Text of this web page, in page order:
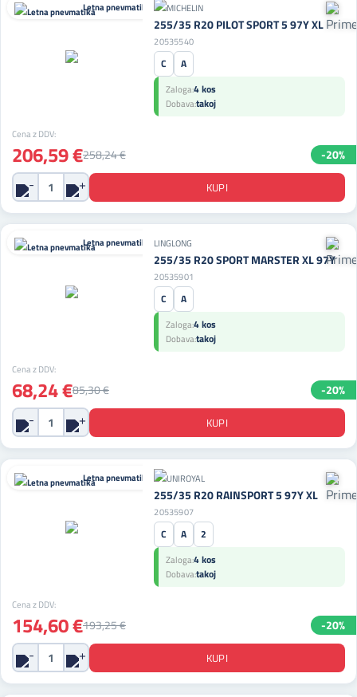
Letna pnevmatika
255/35 R20 PILOT SPORT 5 97Y XL
20535540
C A
Zaloga:4 kos
Dobava:takoj
Cena z DDV:
206,59 €258,24 € -20%
Letna pnevmatika LINGLONG
255/35 R20 SPORT MARSTER XL 97Y
20535901
C A
Zaloga:4 kos
Dobava:takoj
Cena z DDV:
68,24 €85,30 € -20%
Letna pnevmatika
255/35 R20 RAINSPORT 5 97Y XL
20535907
C A 2
Zaloga:4 kos
Dobava:takoj
Cena z DDV:
154,60 €193,25 € -20%